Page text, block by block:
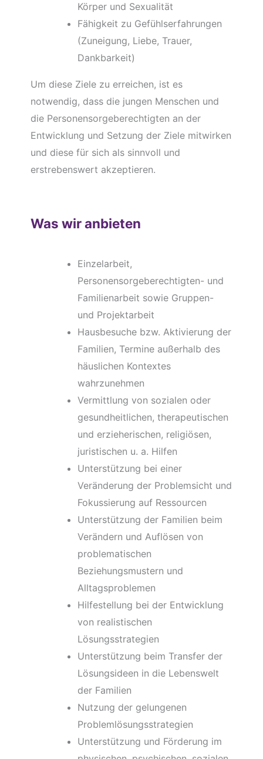
Körper und Sexualität
Fähigkeit zu Gefühlserfahrungen
(Zuneigung, Liebe, Trauer,
Dankbarkeit)
Um diese Ziele zu erreichen, ist es
notwendig, dass die jungen Menschen und
die Personensorgeberechtigten an der
Entwicklung und Setzung der Ziele mitwirken
und diese für sich als sinnvoll und
erstrebenswert akzeptieren.
Was wir anbieten
Einzelarbeit,
Personensorgeberechtigten- und
Familienarbeit sowie Gruppen-
und Projektarbeit
Hausbesuche bzw. Aktivierung der
Familien, Termine außerhalb des
häuslichen Kontextes
wahrzunehmen
Vermittlung von sozialen oder
gesundheitlichen, therapeutischen
und erzieherischen, religiösen,
juristischen u. a. Hilfen
Unterstützung bei einer
Veränderung der Problemsicht und
Fokussierung auf Ressourcen
Unterstützung der Familien beim
Verändern und Auflösen von
problematischen
Beziehungsmustern und
Alltagsproblemen
Hilfestellung bei der Entwicklung
von realistischen
Lösungsstrategien
Unterstützung beim Transfer der
Lösungsideen in die Lebenswelt
der Familien
Nutzung der gelungenen
Problemlösungsstrategien
Unterstützung und Förderung im